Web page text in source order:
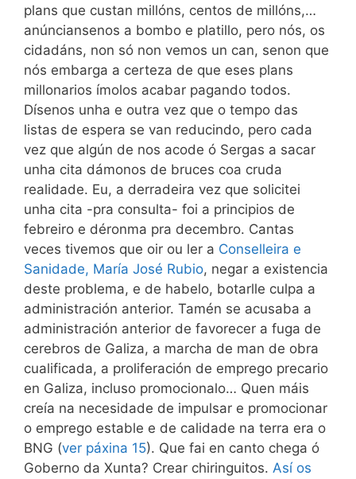
plans que custan millóns, centos de millóns,…
anúnciansenos a bombo e platillo, pero nós, os
cidadáns, non só non vemos un can, senon que
nós embarga a certeza de que eses plans
millonarios ímolos acabar pagando todos.
Dísenos unha e outra vez que o tempo das
listas de espera se van reducindo, pero cada
vez que algún de nos acode ó Sergas a sacar
unha cita dámonos de bruces coa cruda
realidade. Eu, a derradeira vez que solicitei
unha cita -pra consulta- foi a principios de
febreiro e déronma pra decembro. Cantas
veces tivemos que oir ou ler a Conselleira e
Sanidade, María José Rubio, negar a existencia
deste problema, e de habelo, botarlle culpa a
administración anterior. Tamén se acusaba a
administración anterior de favorecer a fuga de
cerebros de Galiza, a marcha de man de obra
cualificada, a proliferación de emprego precario
en Galiza, incluso promocionalo… Quen máis
creía na necesidade de impulsar e promocionar
o emprego estable e de calidade na terra era o
BNG (ver páxina 15). Que fai en canto chega ó
Goberno da Xunta? Crear chiringuitos. Así os